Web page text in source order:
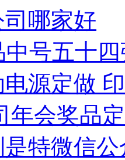
哪家好
中号五十
源定做
年会奖品
特微信